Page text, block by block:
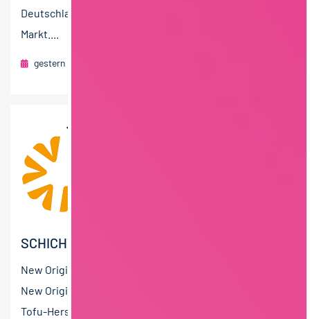
Deutschlands für die Belieferung im Außer-Haus-
Markt....
gestern
SCHICHTLEITER:IN (M/W/D)
New Originals Wiesbaum GmbH – ist ein Teil von The
New Originals Company, dem führenden europäischen
Tofu-Hersteller mit Produktionsstandorten in